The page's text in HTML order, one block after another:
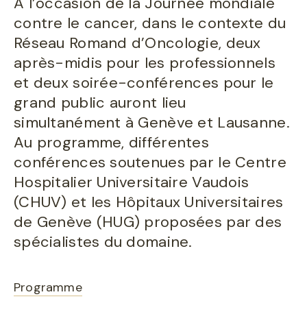
contre le cancer, dans le contexte du
Réseau Romand d’Oncologie, deux
après-midis pour les professionnels
et deux soirée-conférences pour le
grand public auront lieu
simultanément à Genève et Lausanne.
Au programme, différentes
conférences soutenues par le Centre
Hospitalier Universitaire Vaudois
(CHUV) et les Hôpitaux Universitaires
de Genève (HUG) proposées par des
spécialistes du domaine.
Programme